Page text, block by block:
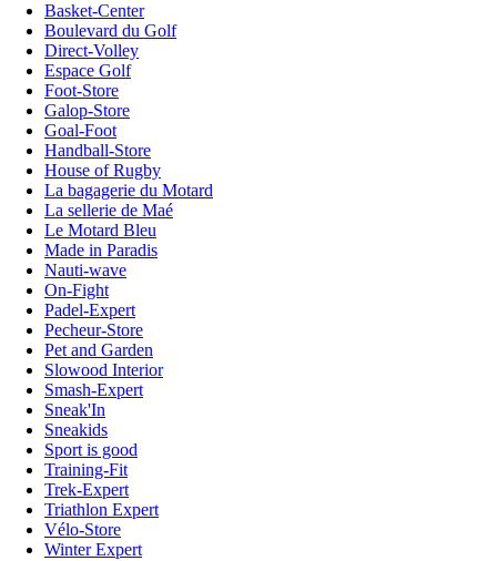
Basket-Center
Boulevard du Golf
Direct-Volley
Espace Golf
Foot-Store
Galop-Store
Goal-Foot
Handball-Store
House of Rugby
La bagagerie du Motard
La sellerie de Maé
Le Motard Bleu
Made in Paradis
Nauti-wave
On-Fight
Padel-Expert
Pecheur-Store
Pet and Garden
Slowood Interior
Smash-Expert
Sneak'In
Sneakids
Sport is good
Training-Fit
Trek-Expert
Triathlon Expert
Vélo-Store
Winter Expert